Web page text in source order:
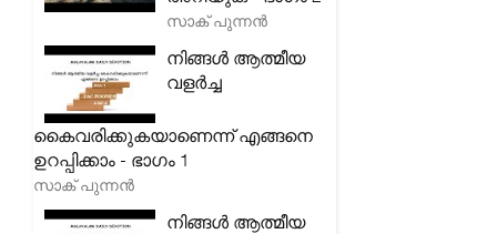
സാക് പുന്നൻ
നിങ്ങൾ ആത്മീയ
വളർച്ച
കൈവരിക്കുകയാണെന്ന് എങ്ങനെ
ഉറപ്പിക്കാം - ഭാഗം 1
സാക് പുന്നൻ
നിങ്ങൾ ആത്മീയ